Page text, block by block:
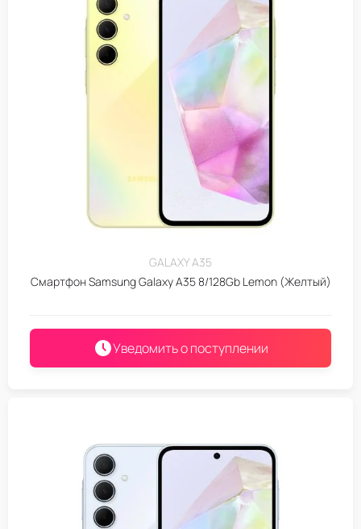
GALAXY A35
Смартфон Samsung Galaxy A35 8/128Gb Lemon (Желтый)
Уведомить о поступлении